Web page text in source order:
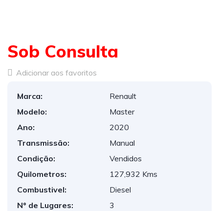
Sob Consulta
Adicionar aos favoritos
Marca:
Renault
Modelo:
Master
Ano:
2020
Transmissão:
Manual
Condição:
Vendidos
Quilometros:
127,932 Kms
Combustivel:
Diesel
Nº de Lugares:
3